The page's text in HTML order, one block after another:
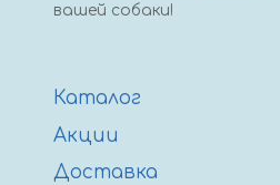
вашей собаки!
Каталог
Акции
Доставка